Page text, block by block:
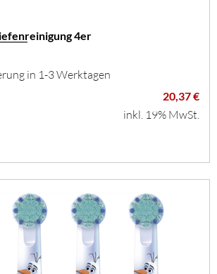
4er
in 1-3 Werktagen
20,37 €
inkl. 19% MwSt.